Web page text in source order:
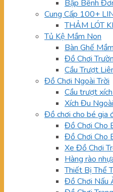
Bập Bênh
Cung Cấp 100+
THẢM LÓT
Tủ Kệ Mầm Non
Bàn Ghế
Đồ Chơi
Cầu Trượt
Đồ Chơi Ngoài Trời
Cầu trượt
Xích Đu
Đồ chơi cho bé gia
Đồ Chơi Cho
Đồ Chơi Cho
Xe Đồ Chơi
Hàng rào
Thiết Bị Thể
Đồ Chơi Nấu